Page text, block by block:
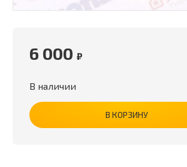
6 000 ₽
В наличии
В КОРЗИНУ